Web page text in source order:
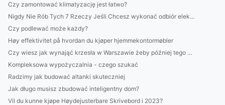
Czy zamontować klimatyzację jest łatwo?
Nigdy Nie Rób Tych 7 Rzeczy Jeśli Chcesz wykonać odbiór elek...
Czy podlewać może każdy?
Høy effektivitet på hvordan du kjøper hjemmekontormøbler
Czy wiesz jak wynająć krzesła w Warszawie żeby później tego ...
Kompleksowa wypożyczalnia - czego szukać
Radzimy jak budować altanki skuteczniej
Jak długo musisz zbudować inteligentny dom?
Vil du kunne kjøpe Høydejusterbare Skrivebord i 2023?